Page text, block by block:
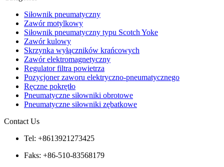
Siłownik pneumatyczny
Zawór motylkowy
Siłownik pneumatyczny typu Scotch Yoke
Zawór kulowy
Skrzynka wyłączników krańcowych
Zawór elektromagnetyczny
Regulator filtra powietrza
Pozycjoner zaworu elektryczno-pneumatycznego
Ręczne pokrętło
Pneumatyczne siłowniki obrotowe
Pneumatyczne siłowniki zębatkowe
Contact Us
Tel: +8613921273425
Faks: +86-510-83568179